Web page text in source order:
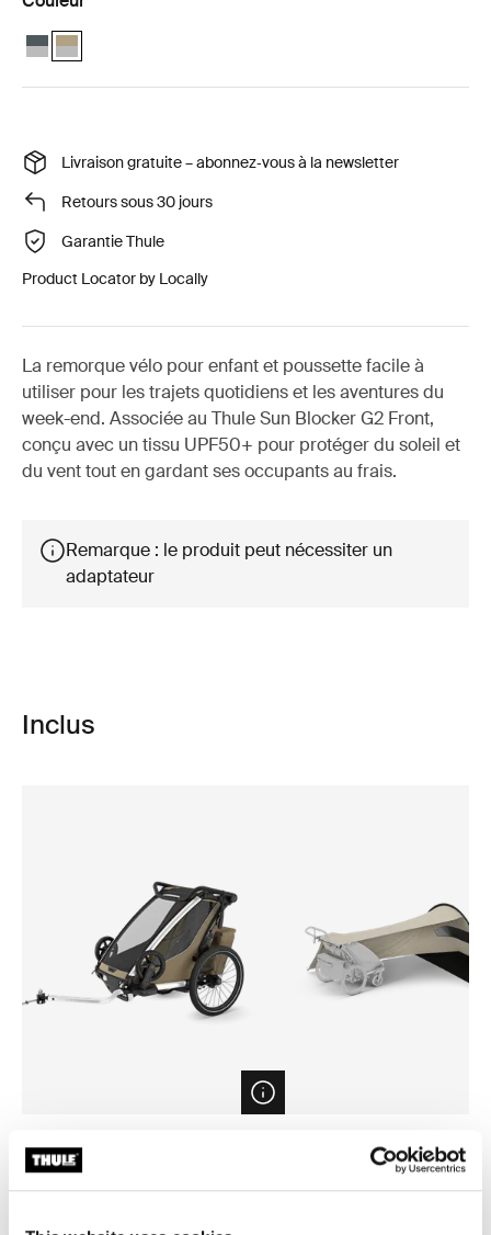
Thule Chariot Cross 2 avec Thule sun and wind tarp Ardoise foncée
Thule Chariot Cross 2 avec Thule sun and wind tarp Kaki
Livraison gratuite – abonnez‑vous à la newsletter
Retours sous 30 jours
Garantie Thule
Product Locator by Locally
La remorque vélo pour enfant et poussette facile à
utiliser pour les trajets quotidiens et les aventures du
week-end. Associée au Thule Sun Blocker G2 Front,
conçu avec un tissu UPF50+ pour protéger du soleil et
du vent tout en gardant ses occupants au frais.
Remarque : le produit peut nécessiter un
adaptateur
Inclus
Open info modal
Thule Chariot Cross 2 single
Remorque vélo pour enfant
multisport 1 place faded khaki
Thule sun and wind tarp
Tarp pare-soleil et pare-vent
149,95 €